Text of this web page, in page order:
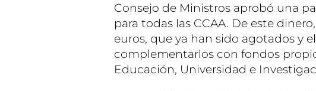
Consejo de Ministros aprobó una
para todas las CCAA. De este
euros, que ya han sido agotados y
complementarlos con fondos
Educación, Universidad e